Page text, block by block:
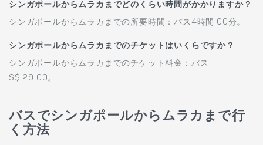
シンガポールからムラカまでどのくらい時間がかかりますか？
シンガポールからムラカまでの所要時間：バス4時間 00分。
シンガポールからムラカまでのチケットはいくらですか？
シンガポールからムラカまでのチケット料金：バス
S$ 29.00。
バスでシンガポールからムラカまで行
く方法